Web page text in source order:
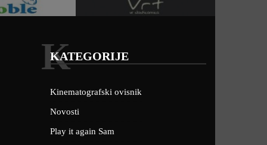
KATEGORIJE
K
Kinematografski ovisnik
Novosti
Play it again Sam